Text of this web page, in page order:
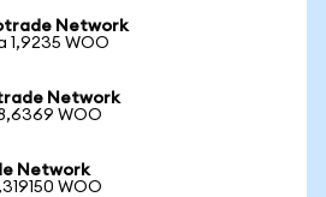
Network
1,9235 WOO
Network
WOO
Network
WOO